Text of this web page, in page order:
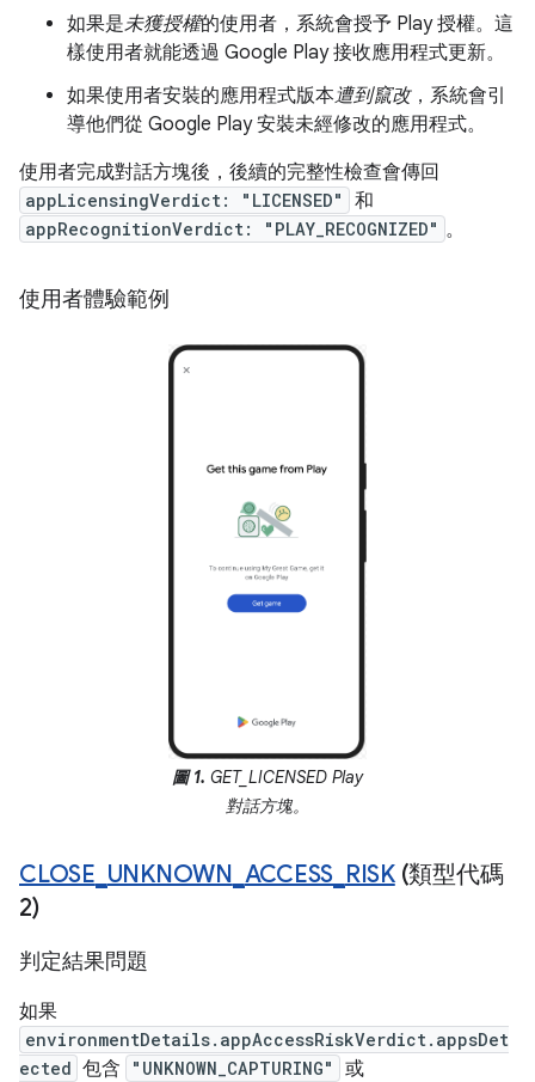
如果是未獲授權的使用者，系統會授予 Play 授權。這
樣使用者就能透過 Google Play 接收應用程式更新。
如果使用者安裝的應用程式版本遭到竄改，系統會引
導他們從 Google Play 安裝未經修改的應用程式。
使用者完成對話方塊後，後續的完整性檢查會傳回
appLicensingVerdict: "LICENSED" 和
appRecognitionVerdict: "PLAY_RECOGNIZED" 。
使用者體驗範例
圖 1. GET_LICENSED Play
對話方塊。
CLOSE UNKNOWN ACCESS RISK(類型代碼
2)
判定結果問題
如果
environmentDetails.appAccessRiskVerdict.appsDet
ected 包含 "UNKNOWN_CAPTURING" 或